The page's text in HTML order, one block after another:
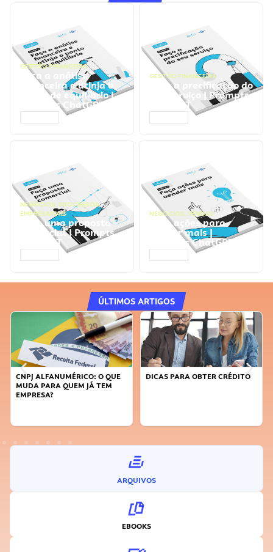
GESTÃO FINANCEIRA
Faça a análise
financeira e atinja o
ponto de equilíbrio |
Prompts ChatGPT
GESTÃO FINANCEIRA
Faça a precificação do
seu serviço | Prompts
ChatGPT
NEGÓCIOS, PROCESSOS
EMPRESARIAIS
Faça uma proposta
comercial | Prompts
ChatGPT
NEGÓCIOS, VENDAS
Faça ações para
vender mais |
Prompts ChatGPT
ÚLTIMOS ARTIGOS
QUE
DICAS PARA OBTER CRÉDITO
FAÇA A DIFERENÇA: SEJA
ARQUIVOS
EBOOKS